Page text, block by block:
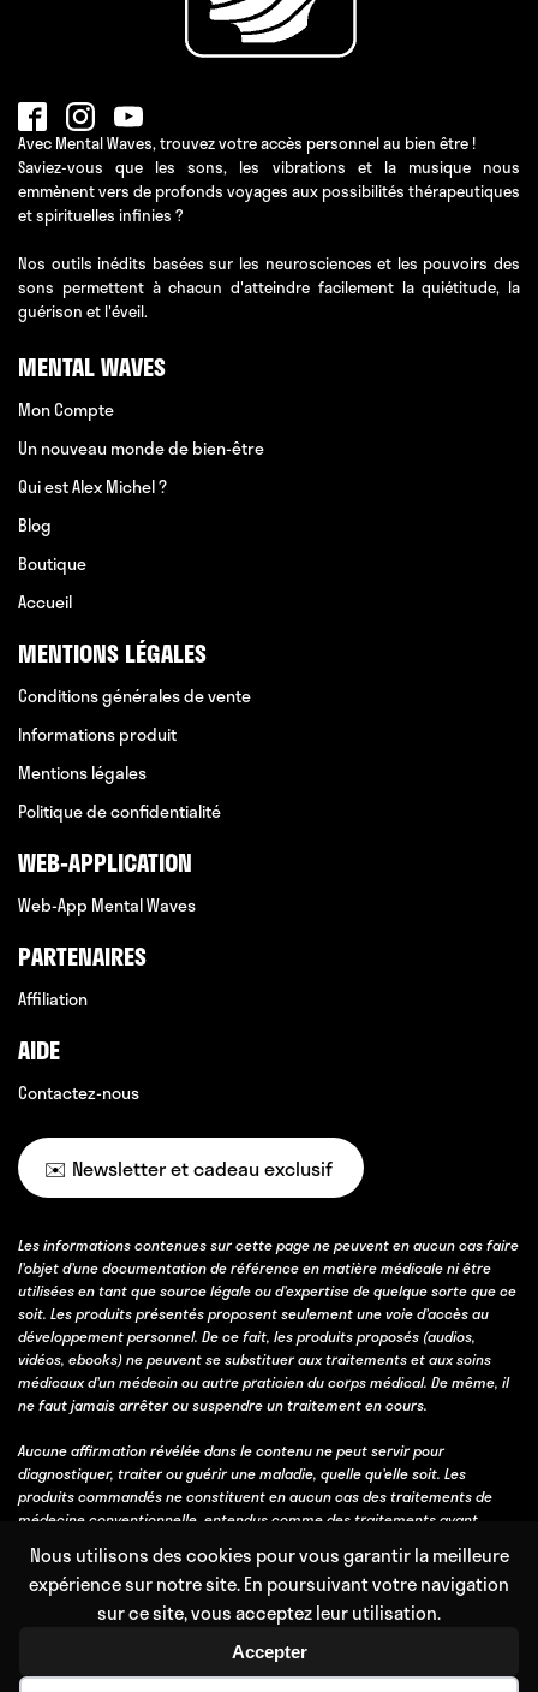
Nous utilisons des cookies pour vous garantir la meilleure
expérience sur notre site. En poursuivant votre navigation
sur ce site, vous acceptez leur utilisation.
Accepter
Avec Mental Waves, trouvez votre accès personnel au bien être !
Saviez-vous que les sons, les vibrations et la musique nous
emmènent vers de profonds voyages aux possibilités thérapeutiques
et spirituelles infinies ?
Nos outils inédits basées sur les neurosciences et les pouvoirs des
sons permettent à chacun d'atteindre facilement la quiétitude, la
guérison et l'éveil.
MENTAL WAVES
Mon Compte
Un nouveau monde de bien-être
Qui est Alex Michel ?
Blog
Boutique
Accueil
MENTIONS LÉGALES
Conditions générales de vente
Informations produit
Mentions légales
Politique de confidentialité
WEB-APPLICATION
Web-App Mental Waves
PARTENAIRES
Affiliation
AIDE
Contactez-nous
✉️ Newsletter et cadeau exclusif
Les informations contenues sur cette page ne peuvent en aucun cas faire
l’objet d’une documentation de référence en matière médicale ni être
utilisées en tant que source légale ou d’expertise de quelque sorte que ce
soit. Les produits présentés proposent seulement une voie d’accès au
développement personnel. De ce fait, les produits proposés (audios,
vidéos, ebooks) ne peuvent se substituer aux traitements et aux soins
médicaux d’un médecin ou autre praticien du corps médical. De même, il
ne faut jamais arrêter ou suspendre un traitement en cours.
Aucune affirmation révélée dans le contenu ne peut servir pour
diagnostiquer, traiter ou guérir une maladie, quelle qu’elle soit. Les
produits commandés ne constituent en aucun cas des traitements de
médecine conventionnelle, entendus comme des traitements ayant
qu’ils bénéficient d’un consensus professionnel fort obtenu avec l’accord
et l’expérience de la majorité des professionnels de la discipline